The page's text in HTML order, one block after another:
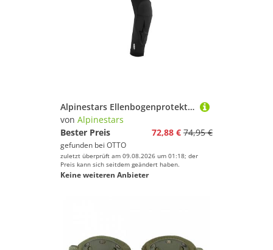
Alpinestars Ellenbogenprotektor A-Motion Plasma Ellenbogenprotektoren, Atmungsaktiv protektoren
von Alpinestars
Bester Preis
72,88 € 74,95 €
gefunden bei OTTO
zuletzt überprüft am 09.08.2026 um 01:18; der
Preis kann sich seitdem geändert haben.
Keine weiteren Anbieter